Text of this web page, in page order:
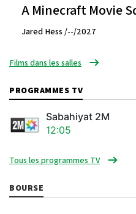
A Minecraft Movie
Jared Hess /--/2027
Films dans les salles
PROGRAMMES TV
Sabahiyat 2M
12:05
Tous les programmes TV
BOURSE